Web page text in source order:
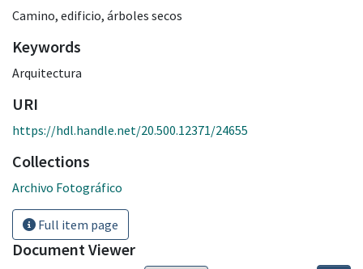
Camino, edificio, árboles secos
Keywords
Arquitectura
URI
https://hdl.handle.net/20.500.12371/24655
Collections
Archivo Fotográfico
Full item page
Document Viewer